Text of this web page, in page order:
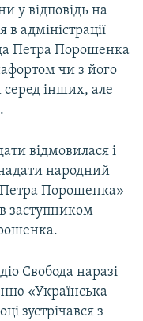
у відповідь на
адміністрації
Петра Порошенка
чи з його
інших, але
відмовилася і
народний
Петра Порошенка»
заступником
Свобода наразі
«Українська
зустрічався з